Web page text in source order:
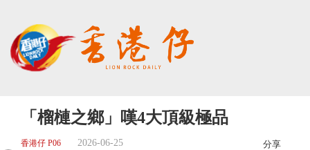
「榴槤之鄉」嘆4大頂級極品
香港仔 P06 2026-06-25 分享